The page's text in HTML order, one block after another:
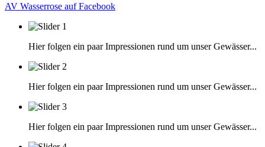
AV Wasserrose auf Facebook
Hier folgen ein paar Impressionen rund um unser Gewässer...
Hier folgen ein paar Impressionen rund um unser Gewässer...
Hier folgen ein paar Impressionen rund um unser Gewässer...